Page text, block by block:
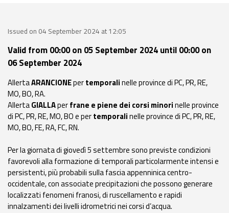
Event
Forecasts and
data
forecasts
Observational
data
Weather radar
Issued on 04 September 2024 at 12:05
Valid from 00:00 on 05 September 2024 until 00:00 on
06 September 2024
AllertaARANCIONEpertemporalinelle province di PC, PR, RE,
MO, BO, RA.
AllertaGIALLAperfrane e piene dei corsi minorinelle province
di PC, PR, RE, MO, BO e pertemporalinelle province di PC, PR, RE,
MO, BO, FE, RA, FC, RN.
Per la giornata di giovedì 5 settembre sono previste condizioni
favorevoli alla formazione di temporali particolarmente intensi e
persistenti, più probabili sulla fascia appenninica centro-
occidentale, con associate precipitazioni che possono generare
localizzati fenomeni franosi, di ruscellamento e rapidi
innalzamenti dei livelli idrometrici nei corsi d’acqua.